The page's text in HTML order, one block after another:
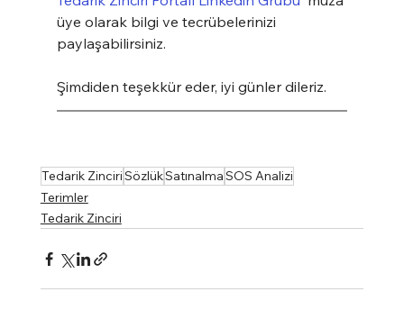
üye olarak bilgi ve tecrübelerinizi
paylaşabilirsiniz.
Şimdiden teşekkür eder, iyi günler dileriz.
Tedarik ZinciriSözlükSatınalmaSOS Analizi
Terimler
Tedarik Zinciri